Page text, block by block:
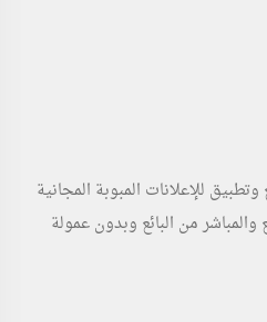
للإعلانات المبوبة المجانية
والمباشر من البائع وبدون عمولة